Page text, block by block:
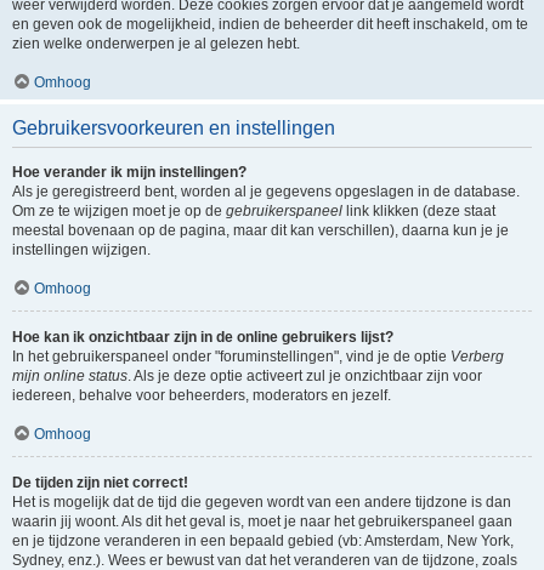
weer verwijderd worden. Deze cookies zorgen ervoor dat je aangemeld wordt
en geven ook de mogelijkheid, indien de beheerder dit heeft inschakeld, om te
zien welke onderwerpen je al gelezen hebt.
Omhoog
Gebruikersvoorkeuren en instellingen
Hoe verander ik mijn instellingen?
Als je geregistreerd bent, worden al je gegevens opgeslagen in de database.
Om ze te wijzigen moet je op de gebruikerspaneel link klikken (deze staat
meestal bovenaan op de pagina, maar dit kan verschillen), daarna kun je je
instellingen wijzigen.
Omhoog
Hoe kan ik onzichtbaar zijn in de online gebruikers lijst?
In het gebruikerspaneel onder "foruminstellingen", vind je de optie Verberg
mijn online status. Als je deze optie activeert zul je onzichtbaar zijn voor
iedereen, behalve voor beheerders, moderators en jezelf.
Omhoog
De tijden zijn niet correct!
Het is mogelijk dat de tijd die gegeven wordt van een andere tijdzone is dan
waarin jij woont. Als dit het geval is, moet je naar het gebruikerspaneel gaan
en je tijdzone veranderen in een bepaald gebied (vb: Amsterdam, New York,
Sydney, enz.). Wees er bewust van dat het veranderen van de tijdzone, zoals